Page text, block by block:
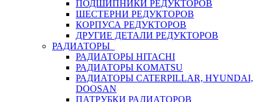
ПОДШИПНИКИ РЕДУКТОРОВ
ШЕСТЕРНИ РЕДУКТОРОВ
КОРПУСА РЕДУКТОРОВ
ДРУГИЕ ДЕТАЛИ РЕДУКТОРОВ
РАДИАТОРЫ
РАДИАТОРЫ HITACHI
РАДИАТОРЫ KOMATSU
РАДИАТОРЫ CATERPILLAR, HYUNDAI,
DOOSAN
ПАТРУБКИ РАДИАТОРОВ